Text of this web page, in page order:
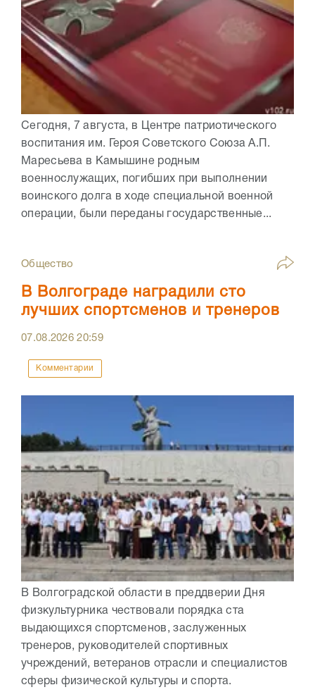
Сегодня, 7 августа, в Центре патриотического
воспитания им. Героя Советского Союза А.П.
Маресьева в Камышине родным
военнослужащих, погибших при выполнении
воинского долга в ходе специальной военной
операции, были переданы государственные...
Общество
В Волгограде наградили сто
лучших спортсменов и тренеров
07.08.202620:59
Комментарии
В Волгоградской области в преддверии Дня
физкультурника чествовали порядка ста
выдающихся спортсменов, заслуженных
тренеров, руководителей спортивных
учреждений, ветеранов отрасли и специалистов
сферы физической культуры и спорта.